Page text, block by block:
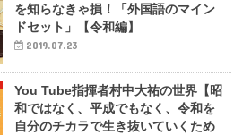
を知らなきゃ損！「外国語のマイン
ドセット」【令和編】
2019.07.23
You Tube指揮者村中大祐の世界【昭
和ではなく、平成でもなく、令和を
自分のチカラで生き抜いていくため